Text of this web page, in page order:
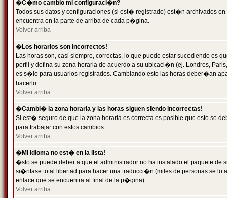
�C�mo cambio mi configuraci�n?
Todos sus datos y configuraciones (si est� registrado) est�n archivados
encuentra en la parte de arriba de cada p�gina.
Volver arriba
�Los horarios son incorrectos!
Las horas son, casi siempre, correctas, lo que puede estar sucediendo es
perfil y defina su zona horaria de acuerdo a su ubicaci�n (ej. Londres,
es s�lo para usuarios registrados. Cambiando esto las horas deber�an
hacerlo.
Volver arriba
�Cambi� la zona horaria y las horas siguen siendo incorrectas!
Si est� seguro de que la zona horaria es correcta es posible que esto se
para trabajar con estos cambios.
Volver arriba
�Mi idioma no est� en la lista!
�sto se puede deber a que el administrador no ha instalado el paquete
si�ntase total libertad para hacer una traducci�n (miles de personas se
enlace que se encuentra al final de la p�gina)
Volver arriba